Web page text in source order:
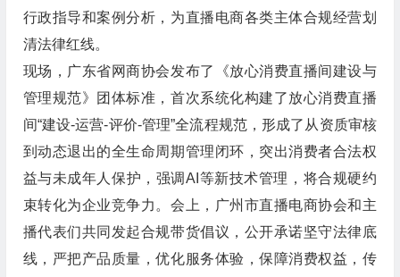
行政指导和案例分析，为直播电商各类主体合规经营划
清法律红线。
现场，广东省网商协会发布了《放心消费直播间建设与
管理规范》团体标准，首次系统化构建了放心消费直播
间“建设-运营-评价-管理”全流程规范，形成了从资质审核
到动态退出的全生命周期管理闭环，突出消费者合法权
益与未成年人保护，强调AI等新技术管理，将合规硬约
束转化为企业竞争力。会上，广州市直播电商协会和主
播代表们共同发起合规带货倡议，公开承诺坚守法律底
线，严把产品质量，优化服务体验，保障消费权益，传